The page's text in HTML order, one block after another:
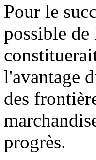
Pour le
possible de
l'avantage
des
progrès.